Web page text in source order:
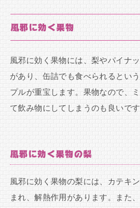
風邪に効く果物
風邪に効く果物には、梨やパイナ
があり、缶詰でも食べられるとい
プルが重宝します。果物なので、
て飲み物にしてしまうのも良いです
風邪に効く果物の梨
風邪に効く果物の梨には、カテキ
まれ、解熱作用があります。また